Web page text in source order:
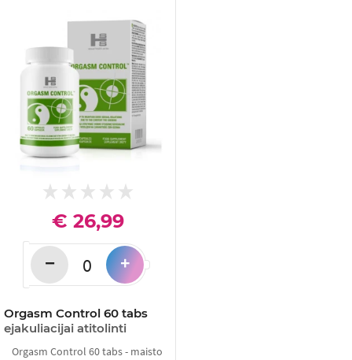
Orgasm Control 60 tabs
ejakuliacijai atitolinti
€ 26,99
− +
Orgasm Control 60 tabs - maisto